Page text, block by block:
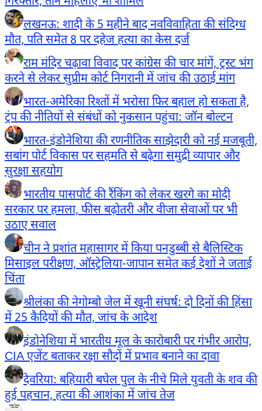
लखनऊ: शादी के 5 महीने बाद नवविवाहिता की संदिग्ध
मौत, पति समेत 8 पर दहेज हत्या का केस दर्ज
राम मंदिर चढ़ावा विवाद पर कांग्रेस की चार मांगें, ट्रस्ट भंग
करने से लेकर सुप्रीम कोर्ट निगरानी में जांच की उठाई मांग
भारत-अमेरिका रिश्तों में भरोसा फिर बहाल हो सकता है,
ट्रंप की नीतियों से संबंधों को नुकसान पहुंचा: जॉन बोल्टन
भारत-इंडोनेशिया की रणनीतिक साझेदारी को नई मजबूती,
सबांग पोर्ट विकास पर सहमति से बढ़ेगा समुद्री व्यापार और
सुरक्षा सहयोग
भारतीय पासपोर्ट की रैंकिंग को लेकर खरगे का मोदी
सरकार पर हमला, फीस बढ़ोतरी और वीजा सेवाओं पर भी
उठाए सवाल
चीन ने प्रशांत महासागर में किया पनडुब्बी से बैलिस्टिक
मिसाइल परीक्षण, ऑस्ट्रेलिया-जापान समेत कई देशों ने जताई
चिंता
श्रीलंका की नेगोम्बो जेल में खूनी संघर्ष: दो दिनों की हिंसा
में 25 कैदियों की मौत, जांच के आदेश
इंडोनेशिया में भारतीय मूल के कारोबारी पर गंभीर आरोप,
CIA एजेंट बताकर रक्षा सौदों में प्रभाव बनाने का दावा
देवरिया: बहियारी बघेल पुल के नीचे मिले युवती के शव की
हुई पहचान, हत्या की आशंका में जांच तेज